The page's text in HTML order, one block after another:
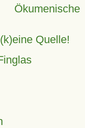
Quelle!